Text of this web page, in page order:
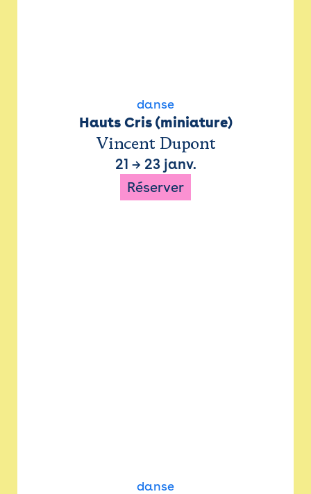
danse
Hauts Cris (miniature)
Vincent Dupont
21 → 23 janv.
Réserver
danse